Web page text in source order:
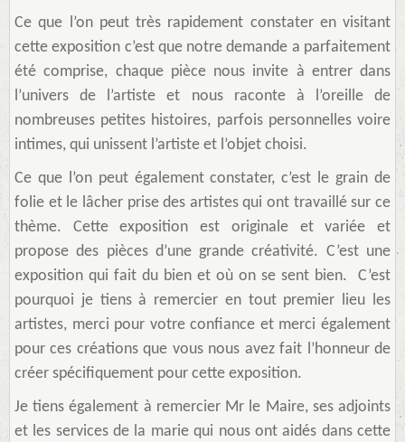
Ce que l’on peut très rapidement constater en visitant
cette exposition c’est que notre demande a parfaitement
été comprise, chaque pièce nous invite à entrer dans
l’univers de l’artiste et nous raconte à l’oreille de
nombreuses petites histoires, parfois personnelles voire
intimes, qui unissent l’artiste et l’objet choisi.
Ce que l’on peut également constater, c’est le grain de
folie et le lâcher prise des artistes qui ont travaillé sur ce
thème. Cette exposition est originale et variée et
propose des pièces d’une grande créativité. C’est une
exposition qui fait du bien et où on se sent bien. C’est
pourquoi je tiens à remercier en tout premier lieu les
artistes, merci pour votre confiance et merci également
pour ces créations que vous nous avez fait l’honneur de
créer spécifiquement pour cette exposition.
Je tiens également à remercier Mr le Maire, ses adjoints
et les services de la marie qui nous ont aidés dans cette